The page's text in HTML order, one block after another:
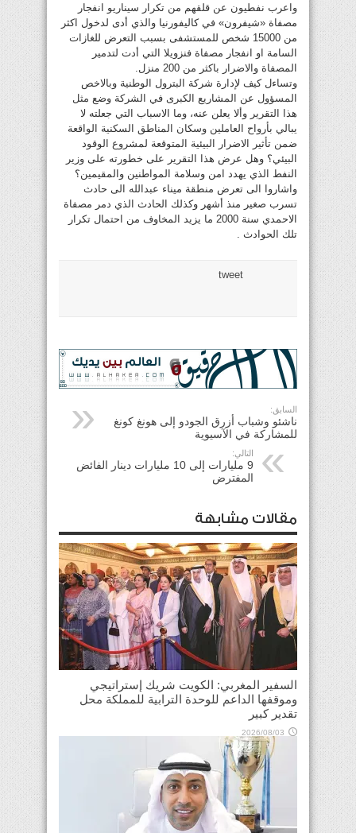
واعرب نفطيون عن قلقهم من تكرار سيناريو انفجار
مصفاة «شيفرون» في كاليفورنيا والذي أدى لدخول اكثر
من 15000 شخص للمستشفى بسبب التعرض للغازات
السامة او انفجار مصفاة فنزويلا التي أدت لتدمير
المصفاة والاضرار باكثر من 200 منزل.
وتساءل كيف لإدارة شركة البترول الوطنية وبالاخص
المسؤول عن المشاريع الكبرى في الشركة وضع مثل
هذا التقرير وألا يعلن عنه، وما الاسباب التي جعلته لا
يبالي بأرواح العاملين وسكان المناطق السكنية الواقعة
ضمن تأثير الاضرار البيئية المتوقعة لمشروع الوقود
البيئي؟ وهل عرض هذا التقرير على خطورته على وزير
النفط الذي يهدد امن وسلامة المواطنين والمقيمين؟
واشاروا الى تعرض منطقة ميناء عبدالله الى حادث
تسرب صغير منذ أشهر وكذلك الحادث الذي دمر مصفاة
الاحمدي سنة 2000 ما يزيد المخاوف من احتمال تكرار
تلك الحوادث .
tweet
السابق:
ناشئو وشباب أزرق الجودو إلى هونغ كونغ
للمشاركة في الآسيوية
التالي:
9 مليارات إلى 10 مليارات دينار الفائض
المفترض
مقالات مشابهة
السفير المغربي: الكويت شريك إستراتيجي
وموقفها الداعم للوحدة الترابية للمملكة محل
تقدير كبير
2026/08/03